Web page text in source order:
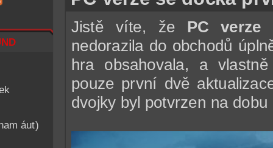
áut)
Jistě víte, že PC verze
nedorazila do obchodů
hra obsahovala, a
pouze první dvě
dvojky byl potvrzen na dobu